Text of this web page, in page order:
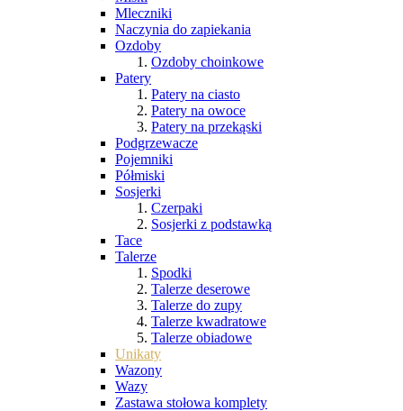
Mleczniki
Naczynia do zapiekania
Ozdoby
Ozdoby choinkowe
Patery
Patery na ciasto
Patery na owoce
Patery na przekąski
Podgrzewacze
Pojemniki
Półmiski
Sosjerki
Czerpaki
Sosjerki z podstawką
Tace
Talerze
Spodki
Talerze deserowe
Talerze do zupy
Talerze kwadratowe
Talerze obiadowe
Unikaty
Wazony
Wazy
Zastawa stołowa komplety